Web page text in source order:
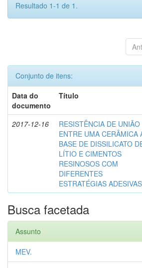
Resultado 1-1 de 1.
Conjunto de itens:
Data do
documento
Título
2017-12-16
RESISTÊNCIA DE UNIÃO
ENTRE UMA CERÂMICA
BASE DE DISSILICATO
LÍTIO E CIMENTOS
RESINOSOS COM
DIFERENTES
ESTRATÉGIAS ADESIVAS
Busca facetada
Assunto
MEV.